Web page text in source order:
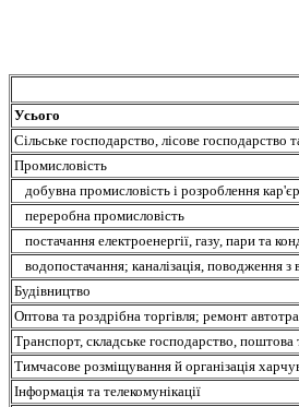
Усього
Сільське господарство, лісове господарство
Промисловість
добувна промисловість і розроблення
переробна промисловість
постачання електроенергії, газу, пари та
водопостачання; каналізація, поводження з
Будівництво
Оптова та роздрібна торгівля; ремонт
Транспорт, складське господарство, поштова
Тимчасове розміщування й організація
Інформація та телекомунікації